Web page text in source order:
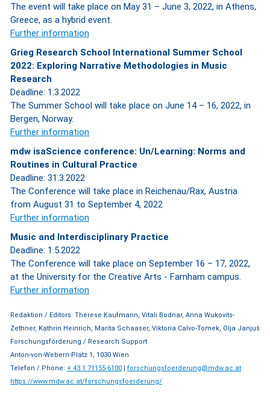
The event will take place on May 31 – June 3, 2022, in Athens,
Greece, as a hybrid event.
Further information
Grieg Research School International Summer School
2022: Exploring Narrative Methodologies in Music
Research
Deadline: 1.3.2022
The Summer School will take place on June 14 – 16, 2022, in
Bergen, Norway.
Further information
mdw isaScience conference: Un/Learning: Norms and
Routines in Cultural Practice
Deadline: 31.3.2022
The Conference will take place in Reichenau/Rax, Austria
from August 31 to September 4, 2022
Further information
Music and Interdisciplinary Practice
Deadline: 1.5.2022
The Conference will take place on September 16 – 17, 2022,
at the University for the Creative Arts - Farnham campus.
Further information
Redaktion / Editors: Therese Kaufmann, Vitali Bodnar, Anna Wukovits-
Zethner, Kathrin Heinrich, Marita Schaaser, Viktoria Calvo-Tomek, Olja Janjuš
Forschungsförderung / Research Support
Anton-von-Webern-Platz 1, 1030 Wien
Telefon / Phone: + 43 1 71155-6100 | forschungsfoerderung@mdw.ac.at
https://www.mdw.ac.at/forschungsfoerderung/